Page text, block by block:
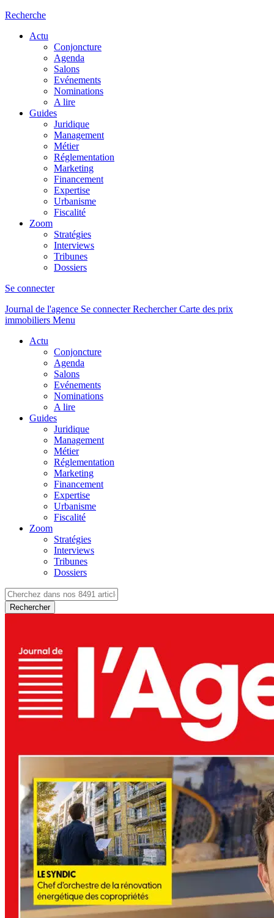
Recherche
Actu
Conjoncture
Agenda
Salons
Evénements
Nominations
A lire
Guides
Juridique
Management
Métier
Réglementation
Marketing
Financement
Expertise
Urbanisme
Fiscalité
Zoom
Stratégies
Interviews
Tribunes
Dossiers
Se connecter
Journal de l'agence Se connecterRechercher Carte des prix
immobiliers Menu
Actu
Conjoncture
Agenda
Salons
Evénements
Nominations
A lire
Guides
Juridique
Management
Métier
Réglementation
Marketing
Financement
Expertise
Urbanisme
Fiscalité
Zoom
Stratégies
Interviews
Tribunes
Dossiers
Rechercher